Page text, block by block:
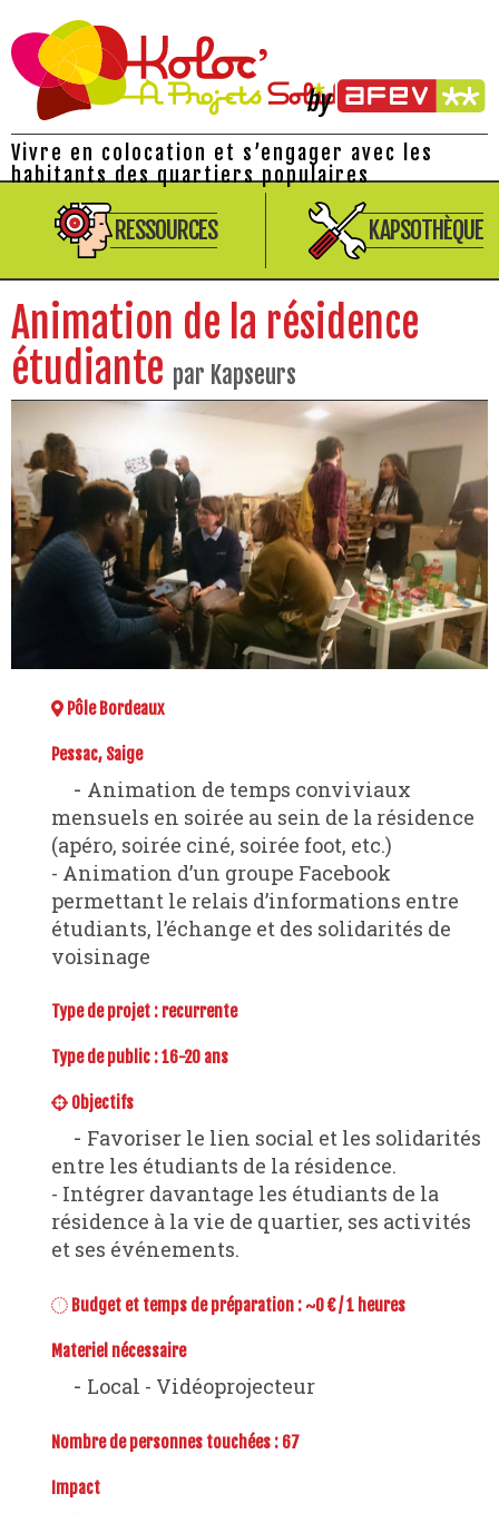
Vivre en colocation et s’engager avec les
habitants des quartiers populaires
RESSOURCES KAPSOTHÈQUE
Animation de la résidence
étudiante par Kapseurs
Pôle Bordeaux
Pessac, Saige
- Animation de temps conviviaux
mensuels en soirée au sein de la résidence
(apéro, soirée ciné, soirée foot, etc.)
- Animation d’un groupe Facebook
permettant le relais d’informations entre
étudiants, l’échange et des solidarités de
voisinage
Type de projet : recurrente
Type de public : 16-20 ans
Objectifs
- Favoriser le lien social et les solidarités
entre les étudiants de la résidence.
- Intégrer davantage les étudiants de la
résidence à la vie de quartier, ses activités
et ses événements.
Budget et temps de préparation : ~0 € / 1 heures
Materiel nécessaire
- Local - Vidéoprojecteur
Nombre de personnes touchées : 67
Impact